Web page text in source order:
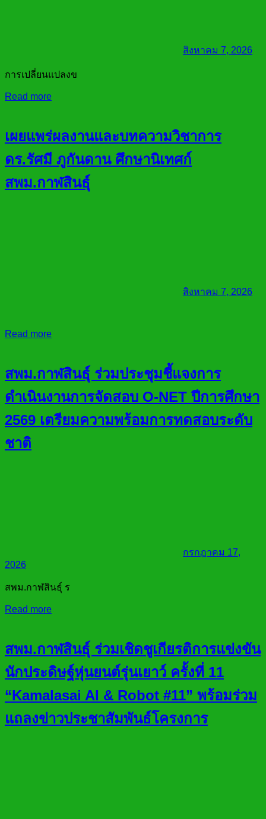
สิงหาคม 7, 2026
การเปลี่ยนแปลงข
Read more
เผยแพร่ผลงานและบทความวิชาการ
ดร.รัศมี ภูกันดาน ศึกษานิเทศก์
สพม.กาฬสินธุ์
สิงหาคม 7, 2026
Read more
สพม.กาฬสินธุ์ ร่วมประชุมชี้แจงการ
ดำเนินงานการจัดสอบ O-NET ปีการศึกษา
2569 เตรียมความพร้อมการทดสอบระดับ
ชาติ
กรกฎาคม 17,
2026
สพม.กาฬสินธุ์ ร
Read more
สพม.กาฬสินธุ์ ร่วมเชิดชูเกียรติการแข่งขัน
นักประดิษฐ์หุ่นยนต์รุ่นเยาว์ ครั้งที่ 11
“Kamalasai AI & Robot #11” พร้อมร่วม
แถลงข่าวประชาสัมพันธ์โครงการ